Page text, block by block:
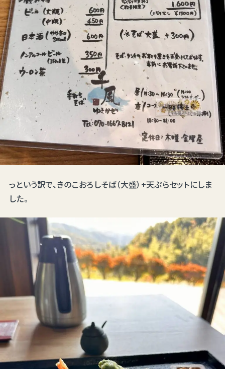
っという訳で、きのこおろしそば（大盛）+天ぷらセットにしま
した。